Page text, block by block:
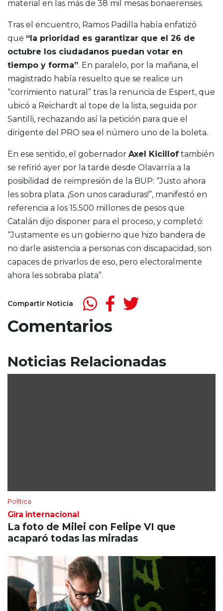
material en las más de 38 mil mesas bonaerenses.
Tras el encuentro, Ramos Padilla había enfatizó
que “la prioridad es garantizar que el 26 de
octubre los ciudadanos puedan votar en
tiempo y forma”. En paralelo, por la mañana, el
magistrado había resuelto que se realice un
“corrimiento natural” tras la renuncia de Espert, que
ubicó a Reichardt al tope de la lista, seguida por
Santilli, rechazando así la petición para que el
dirigente del PRO sea el número uno de la boleta.
En ese sentido, el gobernador Axel Kicillof también
se refirió ayer por la tarde desde Olavarría a la
posibilidad de reimpresión de la BUP: “Justo ahora
les sobra plata. ¡Son unos caraduras!”, manifestó en
referencia a los 15.500 millones de pesos que
Catalán dijo disponer para el proceso, y completó:
“Justamente es un gobierno que hizo bandera de
no darle asistencia a personas con discapacidad, son
capaces de privarlos de eso, pero electoralmente
ahora les sobraba plata”.
Compartir Noticia
Comentarios
Noticias Relacionadas
Política
Gira internacional
La foto de Milei con Felipe VI que
acaparó todas las miradas